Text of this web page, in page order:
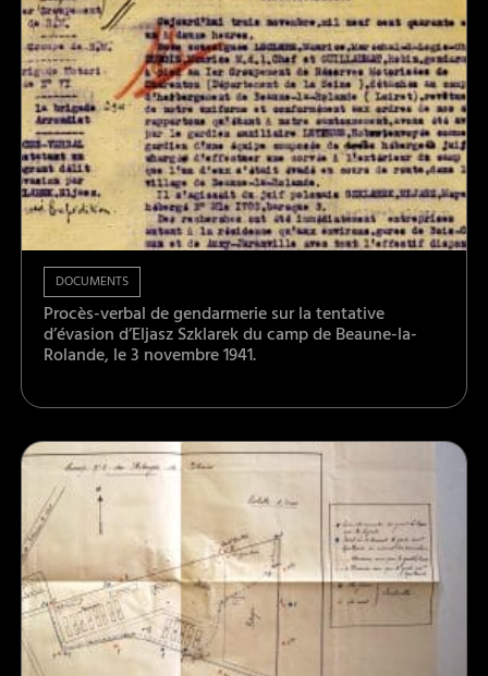
DOCUMENTS
Procès-verbal de gendarmerie sur la tentative
d’évasion d’Eljasz Szklarek du camp de Beaune-la-
Rolande, le 3 novembre 1941.